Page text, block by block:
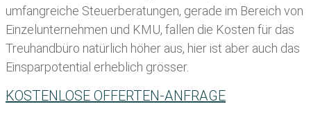
umfangreiche Steuerberatungen, gerade im Bereich von
Einzelunternehmen und KMU, fallen die Kosten für das
Treuhandbüro natürlich höher aus, hier ist aber auch das
Einsparpotential erheblich grösser.
KOSTENLOSE OFFERTEN-ANFRAGE